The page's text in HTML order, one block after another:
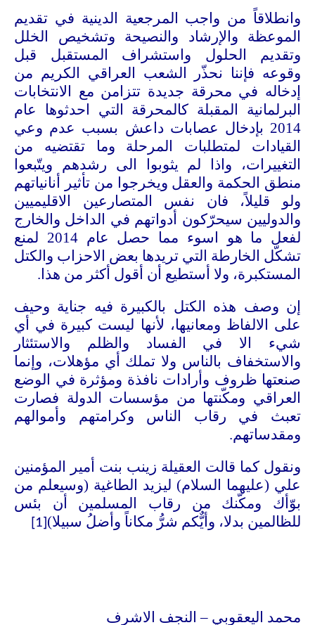
وانطلاقاً من واجب المرجعية الدينية في تقديم
الموعظة والإرشاد والنصيحة وتشخيص الخلل
وتقديم الحلول واستشراف المستقبل قبل
وقوعه فإننا نحذّر الشعب العراقي الكريم من
إدخاله في محرقة جديدة تتزامن مع الانتخابات
البرلمانية المقبلة كالمحرقة التي احدثوها عام
2014 بإدخال عصابات داعش بسبب عدم وعي
القيادات لمتطلبات المرحلة وما تقتضيه من
التغييرات، واذا لم يثوبوا الى رشدهم ويتّبعوا
منطق الحكمة والعقل ويخرجوا من تأثير أنانياتهم
ولو قليلاً، فان نفس المتصارعين الاقليميين
والدوليين سيحرّكون أدواتهم في الداخل والخارج
لفعل ما هو اسوء مما حصل عام 2014 لمنع
تشكّل الخارطة التي تريدها بعض الاحزاب والكتل
المستكبرة، ولا أستطيع أن أقول أكثر من هذا.
إن وصف هذه الكتل بالكبيرة فيه جناية وحيف
على الالفاظ ومعانيها، لأنها ليست كبيرة في أي
شيء الا في الفساد والظلم والاستئثار
والاستخفاف بالناس ولا تملك أي مؤهلات، وإنما
صنعتها ظروف وأرادات نافذة ومؤثرة في الوضع
العراقي ومكّنتها من مؤسسات الدولة فصارت
تعبث في رقاب الناس وكرامتهم وأموالهم
ومقدساتهم.
ونقول كما قالت العقيلة زينب بنت أمير المؤمنين
علي (عليهما السلام) ليزيد الطاغية (وسيعلم من
بوّأك ومكّنك من رقاب المسلمين أن بئس
للظالمين بدلا، وأيٌّكم شرُّ مكاناً وأضلُ سبيلا)[1]
محمد اليعقوبي – النجف الاشرف